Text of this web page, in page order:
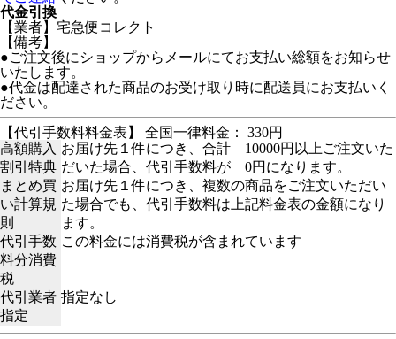
代金引換
【業者】宅急便コレクト
【備考】
●ご注文後にショップからメールにてお支払い総額をお知らせ
いたします。
●代金は配達された商品のお受け取り時に配送員にお支払いく
ださい。
【代引手数料料金表】 全国一律料金： 330円
高額購入
割引特典
お届け先１件につき、合計 10000円以上ご注文いた
だいた場合、代引手数料が 0円になります。
まとめ買
い計算規
則
お届け先１件につき、複数の商品をご注文いただい
た場合でも、代引手数料は上記料金表の金額になり
ます。
代引手数
料分消費
税
この料金には消費税が含まれています
代引業者
指定
指定なし